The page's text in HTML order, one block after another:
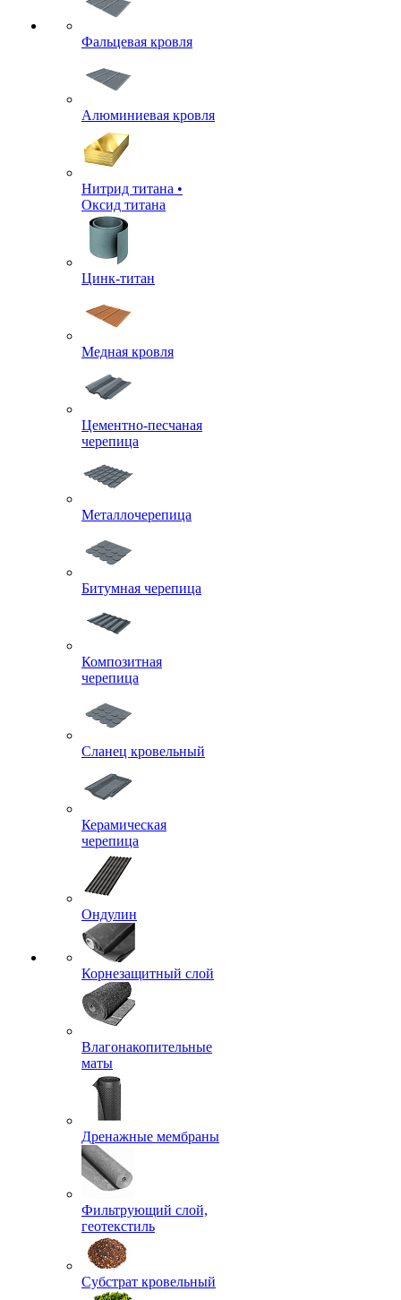
Фальцевая кровля
Алюминиевая кровля
Нитрид титана •
Оксид титана
Цинк-титан
Медная кровля
Цементно-песчаная
черепица
Металлочерепица
Битумная черепица
Композитная
черепица
Сланец кровельный
Керамическая
черепица
Ондулин
Корнезащитный слой
Влагонакопительные
маты
Дренажные мембраны
Фильтрующий слой,
геотекстиль
Субстрат кровельный